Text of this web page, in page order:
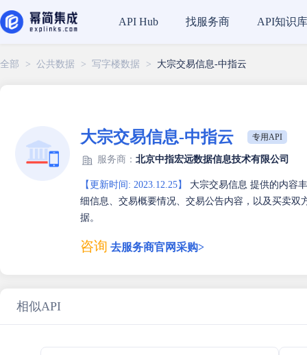
API Hub 找服务商 API知识库
全部 > 公共数据 > 写字楼数据 > 大宗交易信息-中指云
大宗交易信息-中指云 专用API
服务商： 北京中指宏远数据信息技术有限公司
【更新时间: 2023.12.25】
大宗交易信息 提供的内容
细信息、交易概要情况、交易公告内容，以及买卖
据。
咨询 去服务商官网采购>
相似API